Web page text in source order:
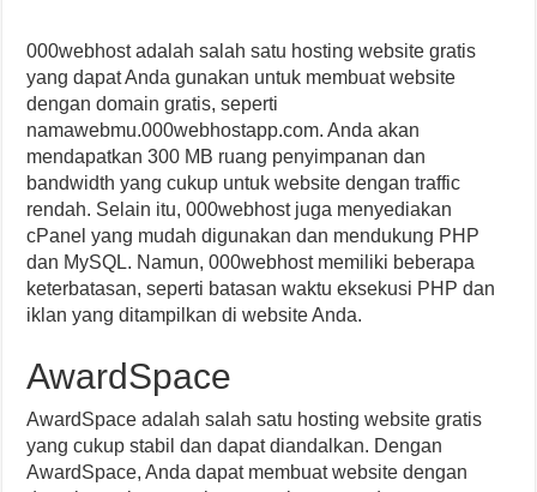
000webhost adalah salah satu hosting website gratis
yang dapat Anda gunakan untuk membuat website
dengan domain gratis, seperti
namawebmu.000webhostapp.com. Anda akan
mendapatkan 300 MB ruang penyimpanan dan
bandwidth yang cukup untuk website dengan traffic
rendah. Selain itu, 000webhost juga menyediakan
cPanel yang mudah digunakan dan mendukung PHP
dan MySQL. Namun, 000webhost memiliki beberapa
keterbatasan, seperti batasan waktu eksekusi PHP dan
iklan yang ditampilkan di website Anda.
AwardSpace
AwardSpace adalah salah satu hosting website gratis
yang cukup stabil dan dapat diandalkan. Dengan
AwardSpace, Anda dapat membuat website dengan